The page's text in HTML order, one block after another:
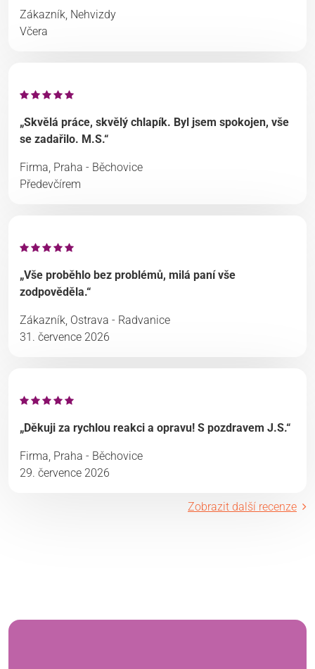
Zákazník, Nehvizdy
Včera
„Skvělá práce, skvělý chlapík. Byl jsem spokojen, vše
se zadařilo. M.S.“
Firma, Praha - Běchovice
Předevčírem
„Vše proběhlo bez problémů, milá paní vše
zodpověděla.“
Zákazník, Ostrava - Radvanice
31. července 2026
„Děkuji za rychlou reakci a opravu! S pozdravem J.S.“
Firma, Praha - Běchovice
29. července 2026
Zobrazit další recenze